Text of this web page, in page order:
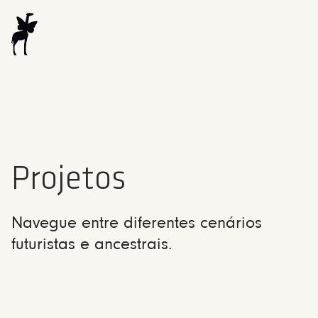
Projetos
Navegue entre diferentes cenários
futuristas e ancestrais.